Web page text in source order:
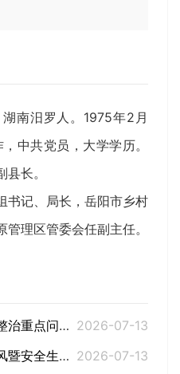
南汨罗人。1975年2月
中共党员，大学学历。
长。
记、局长，岳阳市乡村
理区管委会任副主任。
湘阴县安全生产大排查大整治重点问题隐患商讨会召开 2026-07-13
仇文娟调度全县防汛防台风暨安全生产工作 2026-07-13